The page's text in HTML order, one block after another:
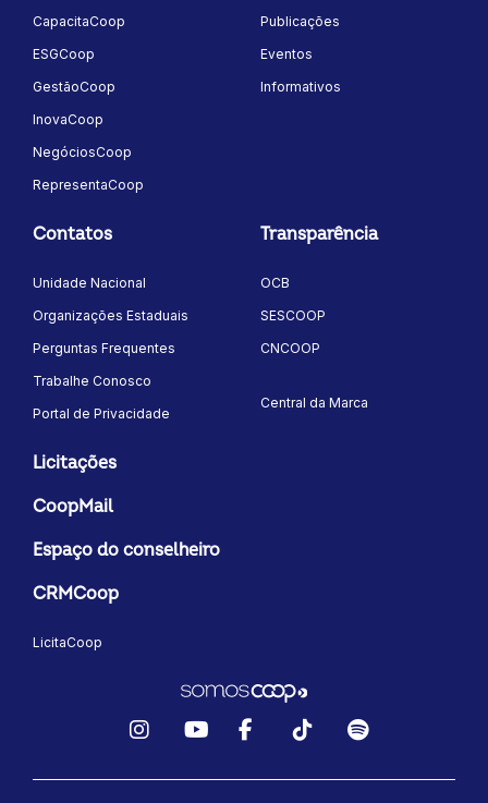
CapacitaCoop
ESGCoop
GestãoCoop
InovaCoop
NegóciosCoop
RepresentaCoop
Publicações
Eventos
Informativos
Contatos
Unidade Nacional
Organizações Estaduais
Perguntas Frequentes
Trabalhe Conosco
Portal de Privacidade
Transparência
OCB
SESCOOP
CNCOOP
Central da Marca
Licitações
CoopMail
Espaço do conselheiro
CRMCoop
LicitaCoop